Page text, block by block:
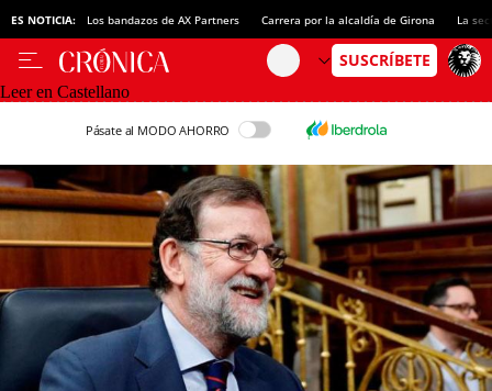
ES NOTICIA: Los bandazos de AX Partners Carrera por la alcaldía de Girona La
Leer en Castellano
Pásate al MODO AHORRO